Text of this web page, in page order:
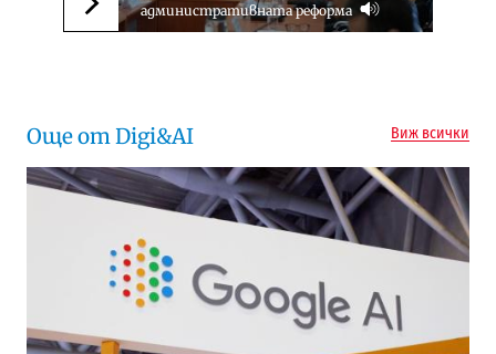
Следваща новина
административната реформа
Още от Digi&AI Виж всички